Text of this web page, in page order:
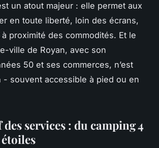
un atout majeur : elle permet aux
en toute liberté, loin des écrans,
proximité des commodités. Et le
ville de Royan, avec son
50 et ses commerces, n’est
- souvent accessible à pied ou en
services : du camping 4